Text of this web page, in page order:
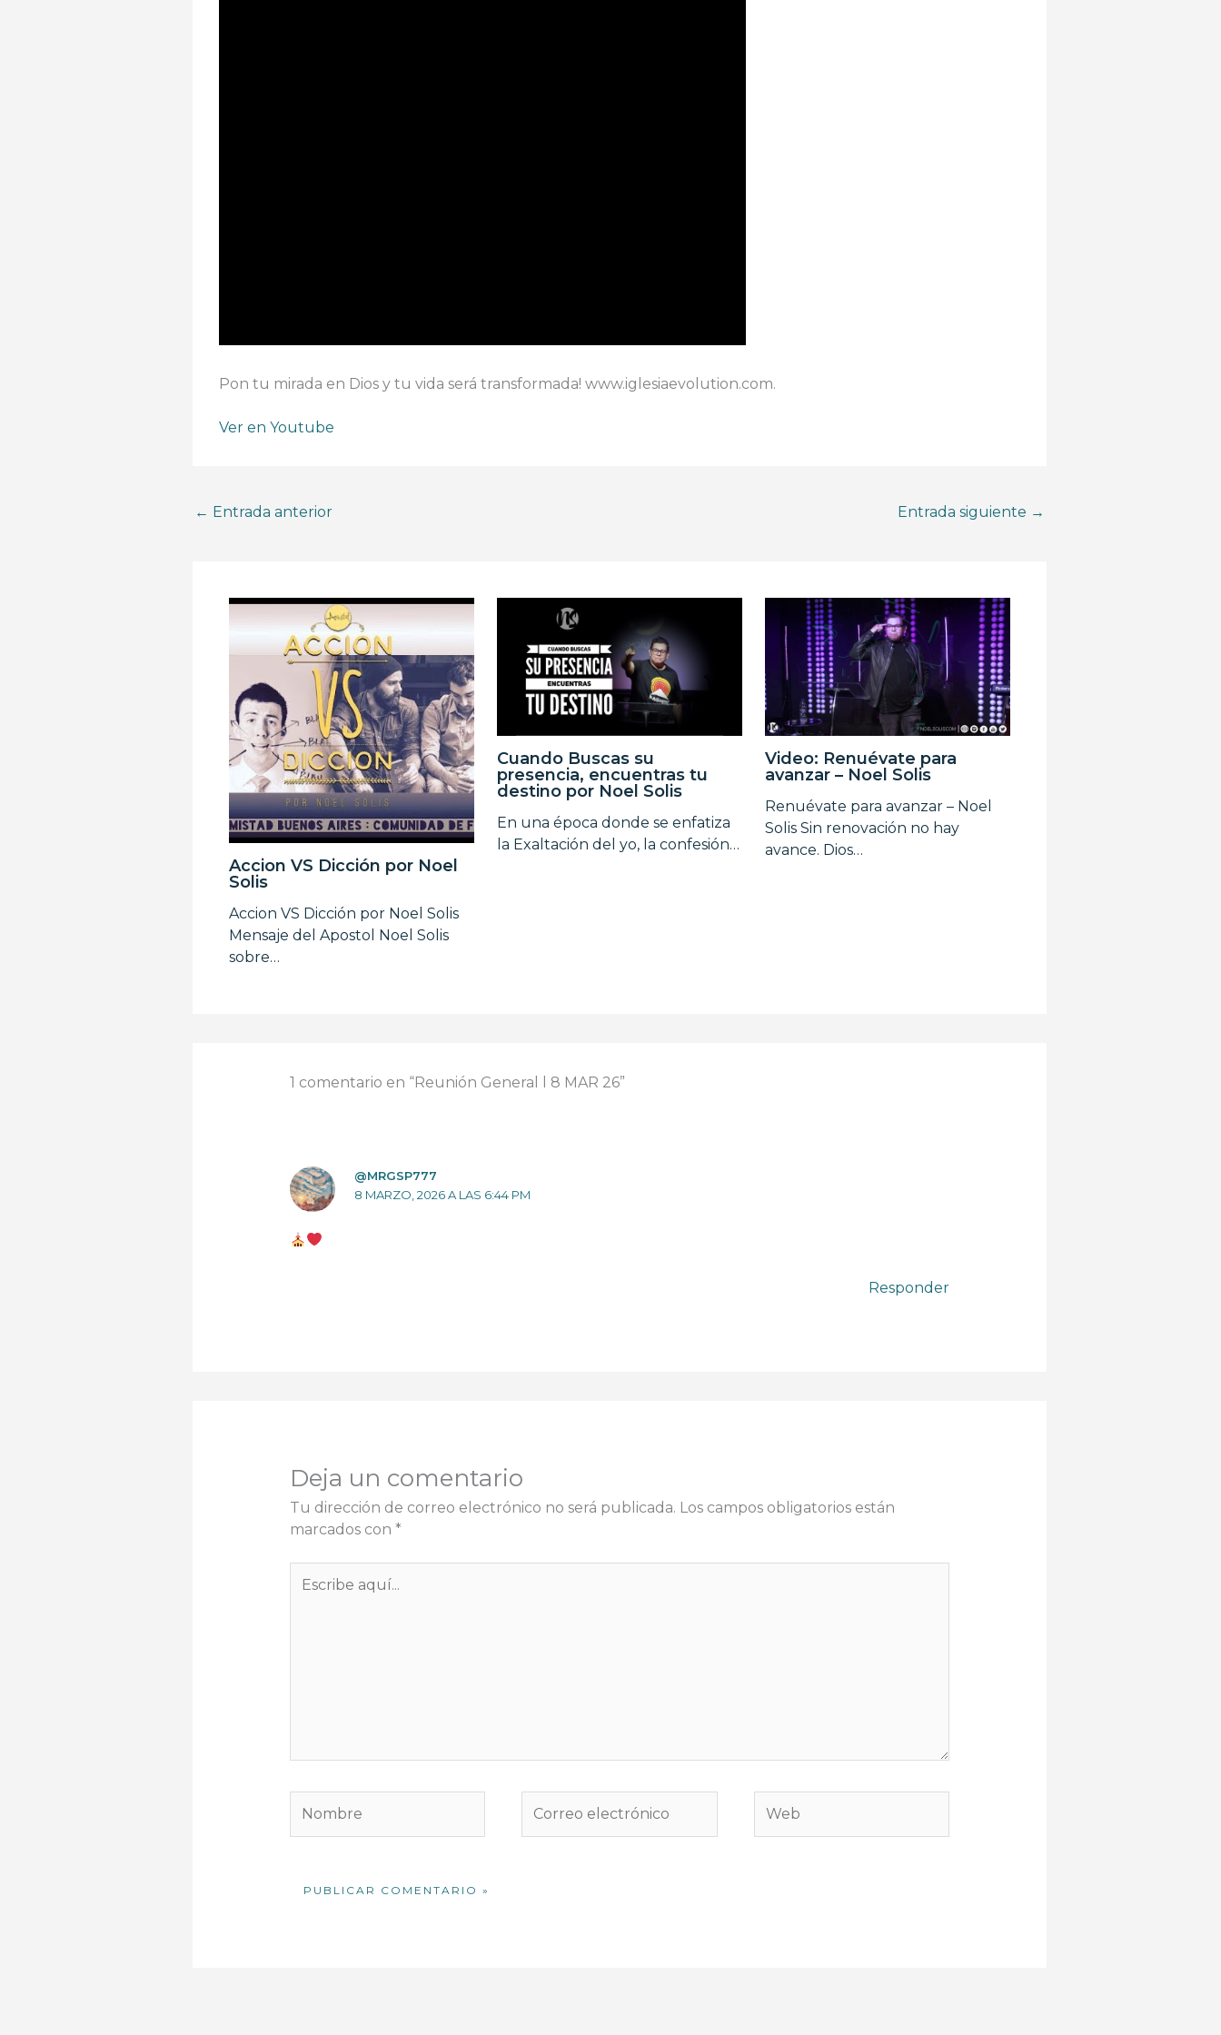
Pon tu mirada en Dios y tu vida será transformada! www.iglesiaevolution.com.
Ver en Youtube
← Entrada anterior Entrada siguiente →
Accion VS Dicción por Noel
Solis
Accion VS Dicción por Noel Solis
Mensaje del Apostol Noel Solis
sobre…
Cuando Buscas su
presencia, encuentras tu
destino por Noel Solis
En una época donde se enfatiza
la Exaltación del yo, la confesión…
Video: Renuévate para
avanzar – Noel Solis
Renuévate para avanzar – Noel
Solis Sin renovación no hay
avance. Dios…
1 comentario en “Reunión General l 8 MAR 26”
@MRGSP777
8 MARZO, 2026 A LAS 6:44 PM
Responder
Deja un comentario
Tu dirección de correo electrónico no será publicada. Los campos obligatorios están
marcados con *
aquí...
electrónico